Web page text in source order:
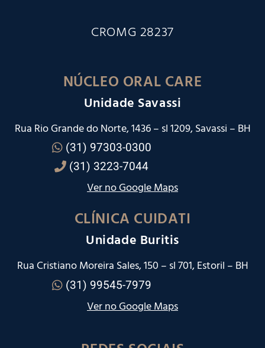
CROMG 28237
NÚCLEO ORAL CARE
Unidade Savassi
Rua Rio Grande do Norte, 1436 – sl 1209, Savassi – BH
(31) 97303-0300
(31) 3223-7044
Ver no Google Maps
CLÍNICA CUIDATI
Unidade Buritis
Rua Cristiano Moreira Sales, 150 – sl 701, Estoril – BH
(31) 99545-7979
Ver no Google Maps